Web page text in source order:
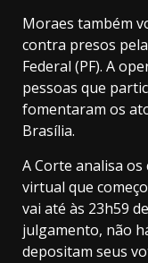
Moraes também
contra presos
Federal (PF). A
pessoas que
fomentaram os
Brasília.
A Corte analisa
virtual que
vai até às 23h59
julgamento, não
depositam seus